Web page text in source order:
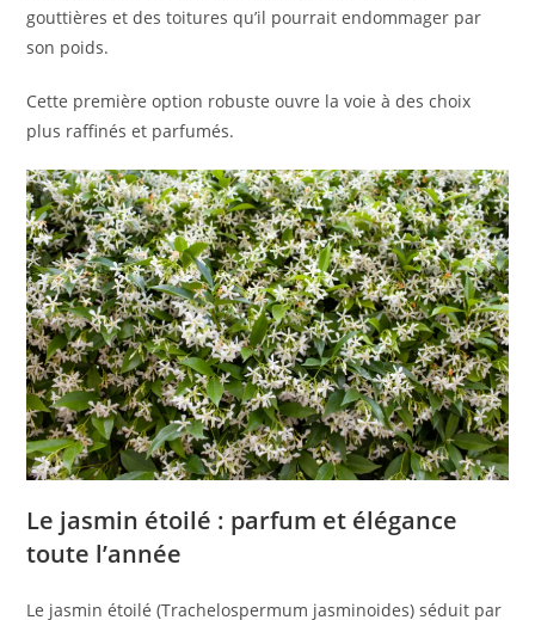
gouttières et des toitures qu’il pourrait endommager par
son poids.
Cette première option robuste ouvre la voie à des choix
plus raffinés et parfumés.
Le jasmin étoilé : parfum et élégance
toute l’année
Le jasmin étoilé (Trachelospermum jasminoides) séduit par